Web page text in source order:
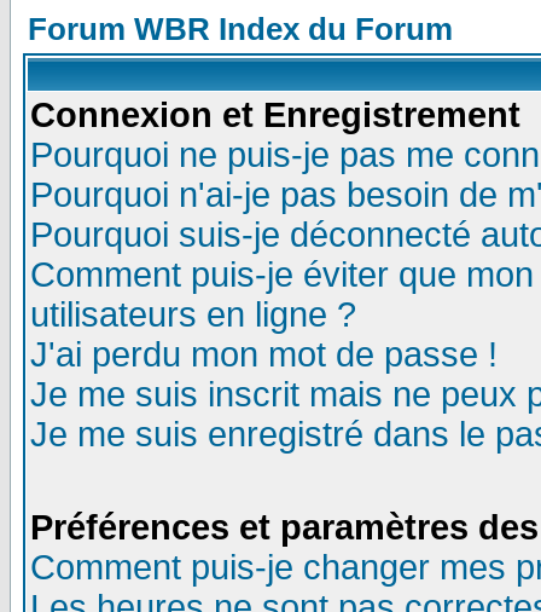
Forum WBR Index du Forum
Connexion et Enregistrement
Pourquoi ne puis-je pas me
Pourquoi n'ai-je pas besoin de
Pourquoi suis-je déconnecté
Comment puis-je éviter que
utilisateurs en ligne ?
J'ai perdu mon mot de passe !
Je me suis inscrit mais ne peux
Je me suis enregistré dans le
Préférences et paramètres
Comment puis-je changer mes